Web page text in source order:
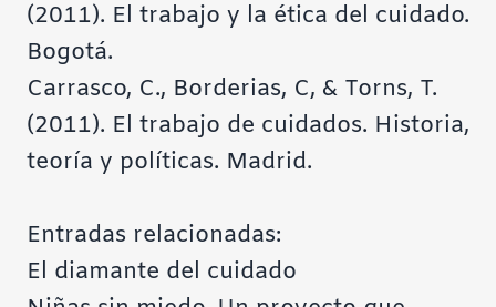
(2011). El trabajo y la ética del cuidado.
Bogotá.
Carrasco, C., Borderias, C, & Torns, T.
(2011). El trabajo de cuidados. Historia,
teoría y políticas. Madrid.
Entradas relacionadas:
El diamante del cuidado